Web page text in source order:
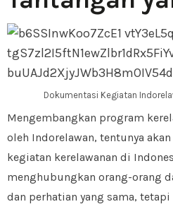
Dokumentasi Kegiatan
Mengembangkan program
oleh Indorelawan, tentunya
kegiatan kerelawanan di
menghubungkan orang-orang
dan perhatian yang sama,